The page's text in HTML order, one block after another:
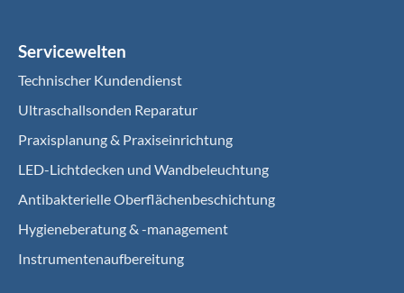
Servicewelten
Technischer Kundendienst
Ultraschallsonden Reparatur
Praxisplanung & Praxiseinrichtung
LED-Lichtdecken und Wandbeleuchtung
Antibakterielle Oberflächenbeschichtung
Hygieneberatung & -management
Instrumentenaufbereitung